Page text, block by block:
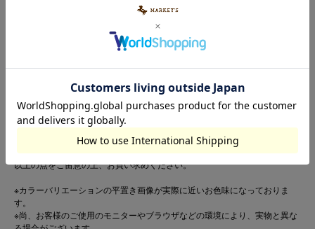
この製品は縫製後、製品染め・製品洗い加工をしています。
・多少のゆがみ、シワ、アタリなど一点一点に微妙な色、サイズ、毛羽立ち
などの違いがみられますが、これらはこの商品の特性ですので、十分ご理解
の上、他の商品では味わえない風合いなどをお楽しみください。
・水濡れ・発汗・雨などで色落ちすることがあります。
・色落ちや色移りの恐れがありますので、単独で洗ってください。
・長時間水に浸けておかないでください。
・濡れたまま他の洗濯物と重ねないでください。
・洗濯後は直ちに干してください。
・万一色移りした場合は、早めに洗濯してください。
以上の点をご留意の上、お買い求めください。
※カラーバリエーションの平置き画像が実際に近いお色味になっておりま
す。
※尚、お客様のご使用のモニターやブラウザなどの環境により、実物と異な